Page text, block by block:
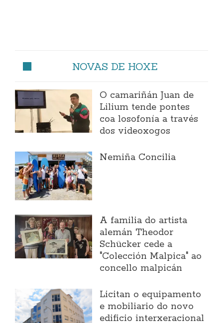
NOVAS DE HOXE
O camariñán Juan de
Lilium tende pontes
coa losofonía a través
dos videoxogos
Nemiña Concilia
A familia do artista
alemán Theodor
Schücker cede a
"Colección Malpica" ao
concello malpicán
Licitan o equipamento
e mobiliario do novo
edificio interxeracional